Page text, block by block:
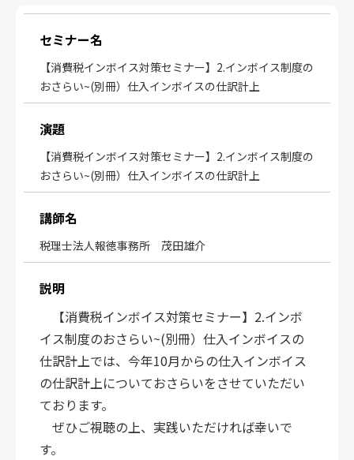
セミナー名
【消費税インボイス対策セミナー】2.インボイス制度の
おさらい~(別冊）仕入インボイスの仕訳計上
演題
【消費税インボイス対策セミナー】2.インボイス制度の
おさらい~(別冊）仕入インボイスの仕訳計上
講師名
税理士法人報徳事務所 茂田雄介
説明
【消費税インボイス対策セミナー】2.インボ
イス制度のおさらい~(別冊）仕入インボイスの
仕訳計上では、今年10月からの仕入インボイス
の仕訳計上についておさらいをさせていただい
ております。
ぜひご視聴の上、実践いただければ幸いで
す。